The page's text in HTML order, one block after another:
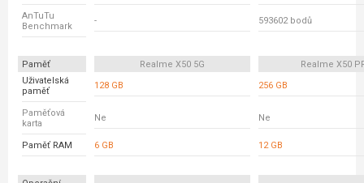
AnTuTu
Benchmark
- 593602 bodů
Paměť Realme X50 5G
Realme X50
Uživatelská
paměť
128 GB 256 GB
Paměťová
karta
Ne Ne
Paměť RAM 6 GB 12 GB